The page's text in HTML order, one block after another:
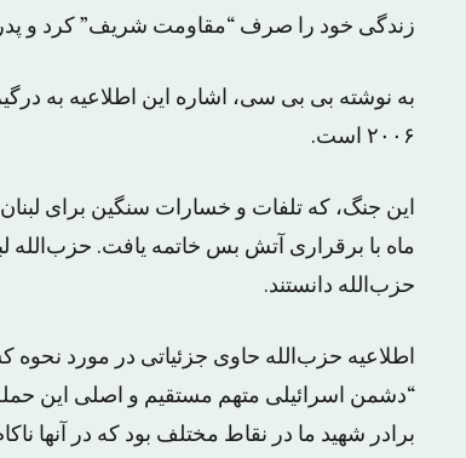
زندگی خود را صرف “مقاومت شریف” کرد و پدر یکی از
به نوشته بی بی سی، اشاره این اطلاعیه به
٢٠٠۶ است.
این جنگ، که تلفات و خسارات سنگین برای
ماه با برقراری آتش بس خاتمه یافت. حزب‌الله
حزب‌الله دانستند.
اطلاعیه حزب‌الله حاوی جزئیاتی در مورد
“دشمن اسرائیلی متهم مستقیم و اصلی این
برادر شهید ما در نقاط مختلف بود که در آنها